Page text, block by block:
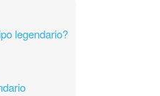
legendario?